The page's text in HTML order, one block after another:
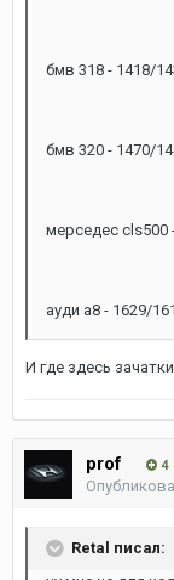
бмв 318 - 1418/
бмв 320 - 1470/
мерседес cls500
ауди а8 - 1629/
И где здесь
prof 4
Retal писал: